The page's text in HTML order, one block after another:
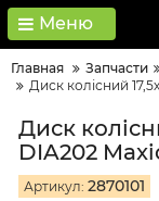
Меню
Главная Запчасти
Диск колісний
Диск
DIA202
Артикул: 2870101